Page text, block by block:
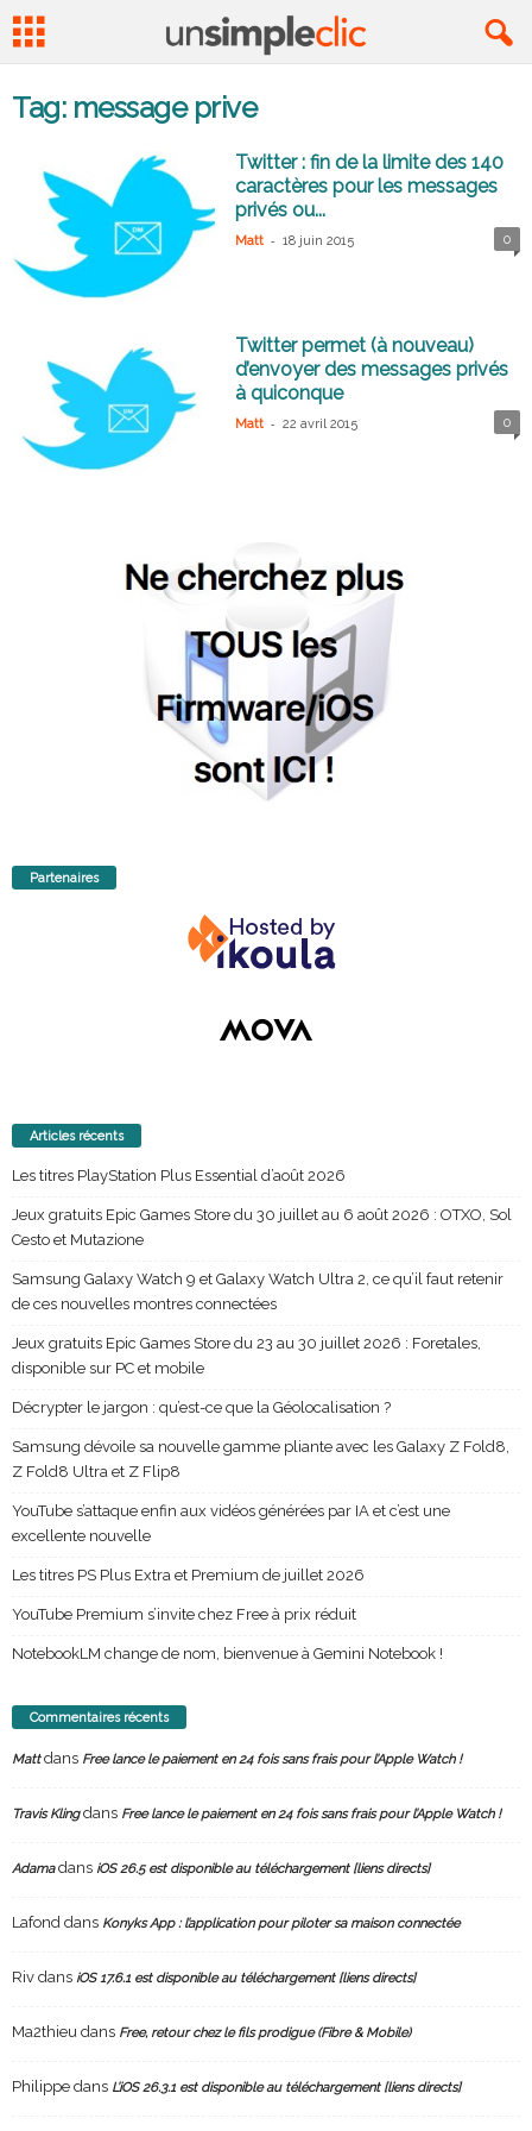
Tag: message prive
Twitter : fin de la limite des 140
caractères pour les messages
privés ou...
Matt - 18 juin 2015 0
Twitter permet (à nouveau)
d’envoyer des messages privés
à quiconque
Matt - 22 avril 2015 0
Partenaires
Articles récents
Les titres PlayStation Plus Essential d’août 2026
Jeux gratuits Epic Games Store du 30 juillet au 6 août 2026 : OTXO, Sol
Cesto et Mutazione
Samsung Galaxy Watch 9 et Galaxy Watch Ultra 2, ce qu’il faut retenir
de ces nouvelles montres connectées
Jeux gratuits Epic Games Store du 23 au 30 juillet 2026 : Foretales,
disponible sur PC et mobile
Décrypter le jargon : qu’est-ce que la Géolocalisation ?
Samsung dévoile sa nouvelle gamme pliante avec les Galaxy Z Fold8,
Z Fold8 Ultra et Z Flip8
YouTube s’attaque enfin aux vidéos générées par IA et c’est une
excellente nouvelle
Les titres PS Plus Extra et Premium de juillet 2026
YouTube Premium s’invite chez Free à prix réduit
NotebookLM change de nom, bienvenue à Gemini Notebook !
Commentaires récents
Mattdans Free lance le paiement en 24 fois sans frais pour l’Apple Watch !
Travis Klingdans Free lance le paiement en 24 fois sans frais pour l’Apple Watch !
Adamadans iOS 26.5 est disponible au téléchargement [liens directs]
Lafond dans Konyks App : l’application pour piloter sa maison connectée
Riv dans iOS 17.6.1 est disponible au téléchargement [liens directs]
Ma2thieu dans Free, retour chez le fils prodigue (Fibre & Mobile)
Philippe dans L’iOS 26.3.1 est disponible au téléchargement [liens directs]